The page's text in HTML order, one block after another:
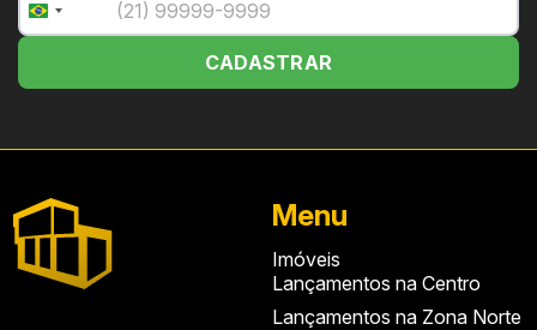
Brazil
+55
CADASTRAR
Menu
Imóveis
Lançamentos na Centro
Lançamentos na Zona Norte